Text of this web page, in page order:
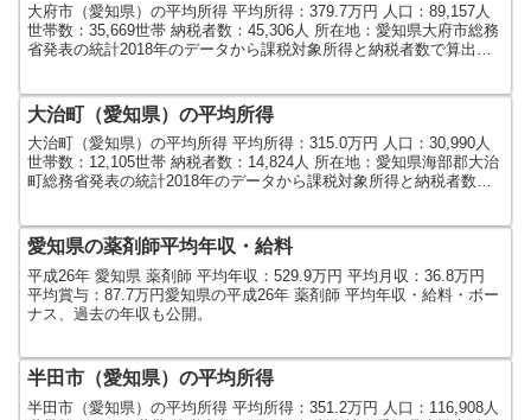
大府市（愛知県）の平均所得 平均所得：379.7万円 人口：89,157人
世帯数：35,669世帯 納税者数：45,306人 所在地：愛知県大府市総務
省発表の統計2018年のデータから課税対象所得と納税者数で算出し
大治町（愛知県）の平均所得
大治町（愛知県）の平均所得 平均所得：315.0万円 人口：30,990人
世帯数：12,105世帯 納税者数：14,824人 所在地：愛知県海部郡大治
町総務省発表の統計2018年のデータから課税対象所得と納税者数で
愛知県の薬剤師平均年収・給料
平成26年 愛知県 薬剤師 平均年収：529.9万円 平均月収：36.8万円
平均賞与：87.7万円愛知県の平成26年 薬剤師 平均年収・給料・ボー
ナス、過去の年収も公開。
半田市（愛知県）の平均所得
半田市（愛知県）の平均所得 平均所得：351.2万円 人口：116,908人